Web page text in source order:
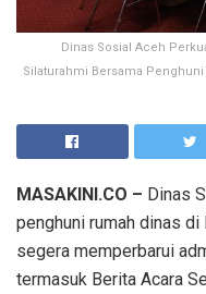
Dinas Sosial Aceh
Silaturahmi Bersama
MASAKINI.CO – Dinas
penghuni rumah dinas
segera memperbarui
termasuk Berita Acara